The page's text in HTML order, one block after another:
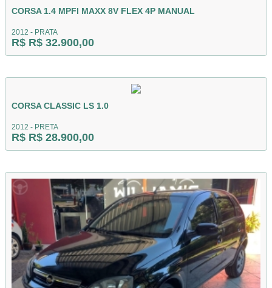
CORSA 1.4 MPFI MAXX 8V FLEX 4P MANUAL
2012 - PRATA
R$ R$ 32.900,00
CORSA CLASSIC LS 1.0
2012 - PRETA
R$ R$ 28.900,00